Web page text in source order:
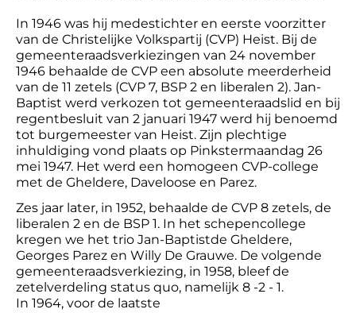
In 1946 was hij medestichter en eerste voorzitter
van de Christelijke Volkspartij (CVP) Heist. Bij de
gemeenteraadsverkiezingen van 24 november
1946 behaalde de CVP een absolute meerderheid
van de 11 zetels (CVP 7, BSP 2 en liberalen 2). Jan-
Baptist werd verkozen tot gemeenteraadslid en bij
regentbesluit van 2 januari 1947 werd hij benoemd
tot burgemeester van Heist. Zijn plechtige
inhuldiging vond plaats op Pinkstermaandag 26
mei 1947. Het werd een homogeen CVP-college
met de Gheldere, Daveloose en Parez.
Zes jaar later, in 1952, behaalde de CVP 8 zetels, de
liberalen 2 en de BSP 1. In het schepencollege
kregen we het trio Jan-Baptistde Gheldere,
Georges Parez en Willy De Grauwe. De volgende
gemeenteraadsverkiezing, in 1958, bleef de
zetelverdeling status quo, namelijk 8 -2 - 1.
In 1964, voor de laatste